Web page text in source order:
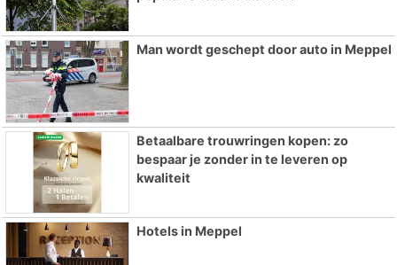
Man wordt geschept door auto in Meppel
Betaalbare trouwringen kopen: zo
bespaar je zonder in te leveren op
kwaliteit
Hotels in Meppel